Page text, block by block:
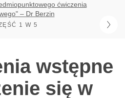
ćwiczenia
– Dr Berzin
1 W 5
wstępne
się w